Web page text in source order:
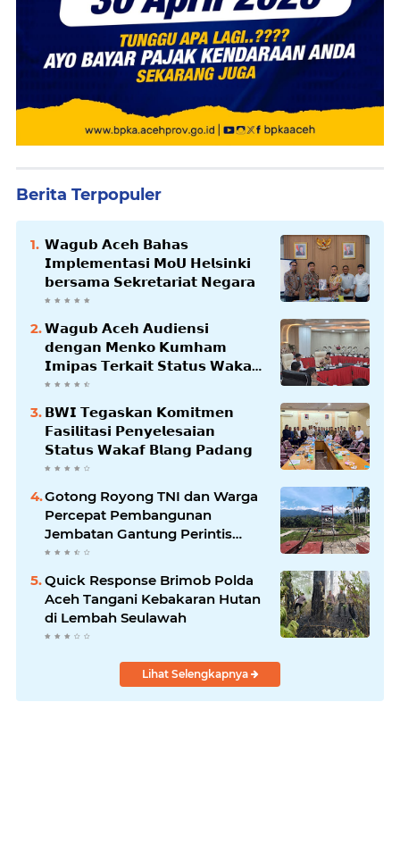
Berita Terpopuler
𝗪𝗮𝗴𝘂𝗯 𝗔𝗰𝗲𝗵 𝗕𝗮𝗵𝗮𝘀
𝗜𝗺𝗽𝗹𝗲𝗺𝗲𝗻𝘁𝗮𝘀𝗶 𝗠𝗼𝗨 𝗛𝗲𝗹𝘀𝗶𝗻𝗸𝗶
𝗯𝗲𝗿𝘀𝗮𝗺𝗮 𝗦𝗲𝗸𝗿𝗲𝘁𝗮𝗿𝗶𝗮𝘁 𝗡𝗲𝗴𝗮𝗿𝗮
𝗪𝗮𝗴𝘂𝗯 𝗔𝗰𝗲𝗵 𝗔𝘂𝗱𝗶𝗲𝗻𝘀𝗶
𝗱𝗲𝗻𝗴𝗮𝗻 𝗠𝗲𝗻𝗸𝗼 𝗞𝘂𝗺𝗵𝗮𝗺
𝗜𝗺𝗶𝗽𝗮𝘀 𝗧𝗲𝗿𝗸𝗮𝗶𝘁 𝗦𝘁𝗮𝘁𝘂𝘀 𝗪𝗮𝗸𝗮𝗳
𝗕𝗹𝗮𝗻𝗴𝗽𝗮𝗱𝗮𝗻𝗴
𝗕𝗪𝗜 𝗧𝗲𝗴𝗮𝘀𝗸𝗮𝗻 𝗞𝗼𝗺𝗶𝘁𝗺𝗲𝗻
𝗙𝗮𝘀𝗶𝗹𝗶𝘁𝗮𝘀𝗶 𝗣𝗲𝗻𝘆𝗲𝗹𝗲𝘀𝗮𝗶𝗮𝗻
𝗦𝘁𝗮𝘁𝘂𝘀 𝗪𝗮𝗸𝗮𝗳 𝗕𝗹𝗮𝗻𝗴 𝗣𝗮𝗱𝗮𝗻𝗴
Gotong Royong TNI dan Warga
Percepat Pembangunan
Jembatan Gantung Perintis
Kuta Ujung Aceh Tenggara
Quick Response Brimob Polda
Aceh Tangani Kebakaran Hutan
di Lembah Seulawah
Lihat Selengkapnya